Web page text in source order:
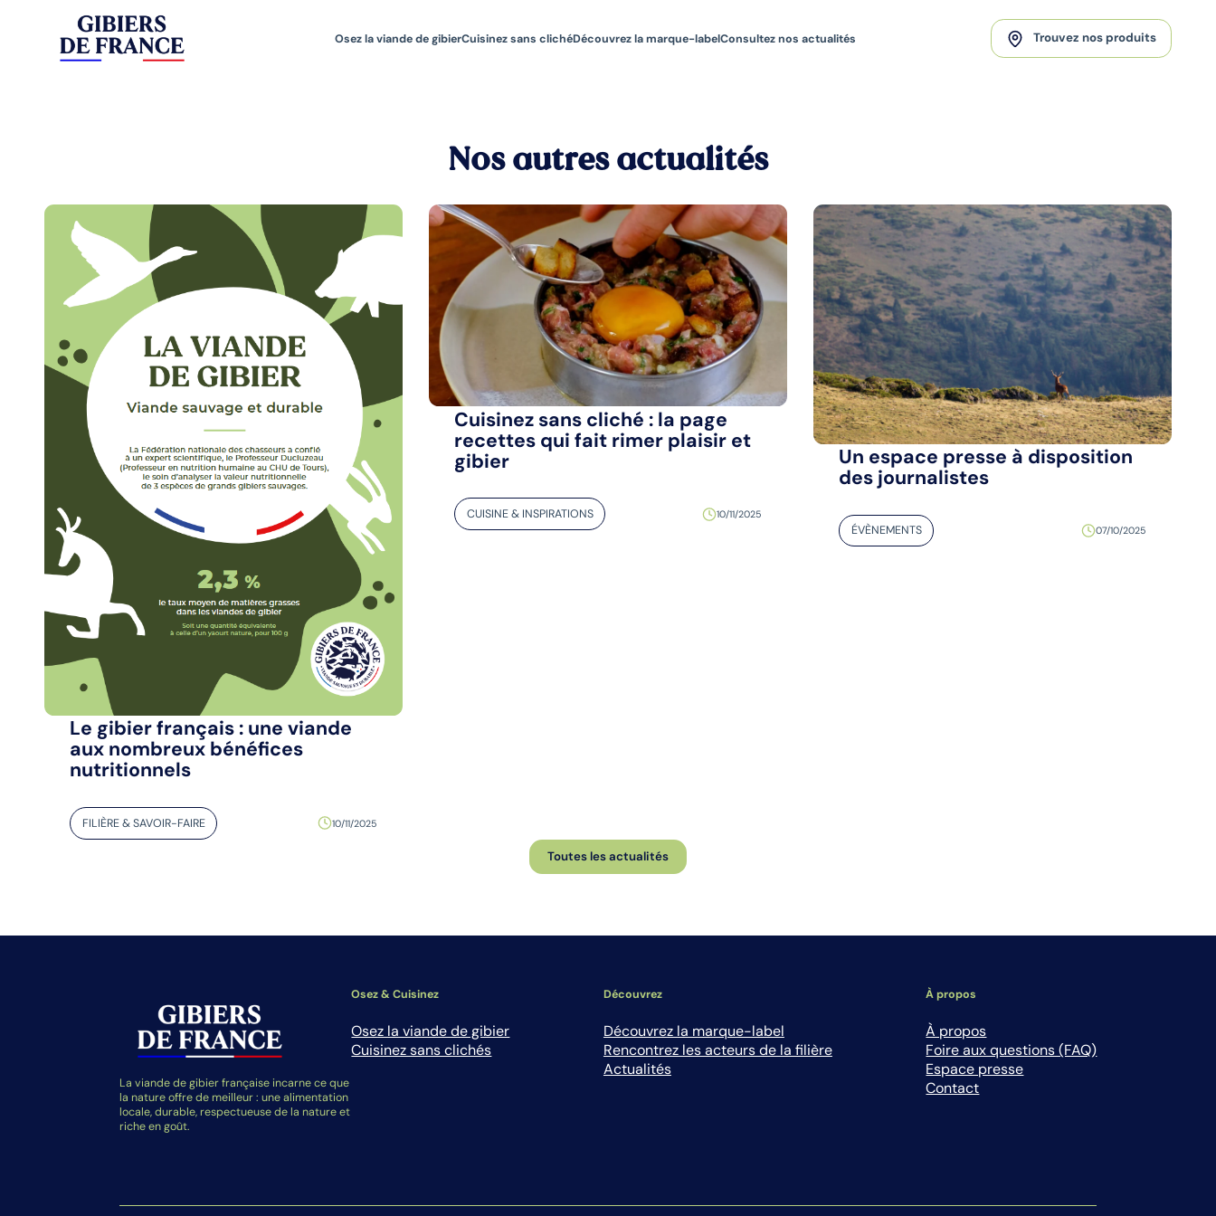
Osez la viande de gibierCuisinez sans clichéDécouvrez la marque-labelConsultez nos actualités Trouvez nos produits
Nos autres actualités
Le gibier français : une viande
aux nombreux bénéfices
nutritionnels
FILIÈRE & SAVOIR-FAIRE 10/11/2025
Cuisinez sans cliché : la page
recettes qui fait rimer plaisir et
gibier
CUISINE & INSPIRATIONS 10/11/2025
Un espace presse à disposition
des journalistes
ÉVÈNEMENTS 07/10/2025
Toutes les actualités
La viande de gibier française incarne ce que
la nature offre de meilleur : une alimentation
locale, durable, respectueuse de la nature et
riche en goût.
Osez & Cuisinez
Osez la viande de gibier
Cuisinez sans clichés
Découvrez
Découvrez la marque-label
Rencontrez les acteurs de la filière
Actualités
À propos
À propos
Foire aux questions (FAQ)
Espace presse
Contact